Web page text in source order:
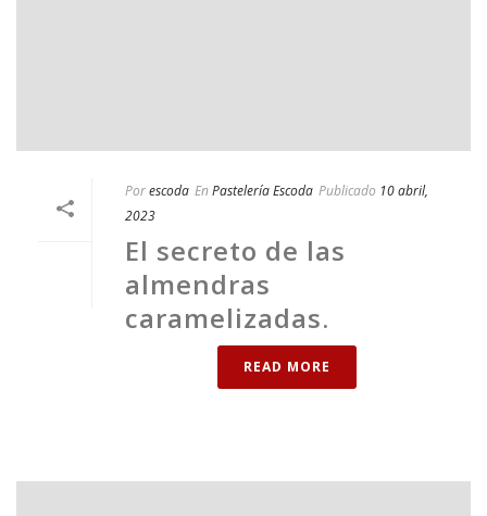
Porescoda En Pastelería Escoda Publicado 10 abril,
2023
El secreto de las
almendras
caramelizadas.
READ MORE